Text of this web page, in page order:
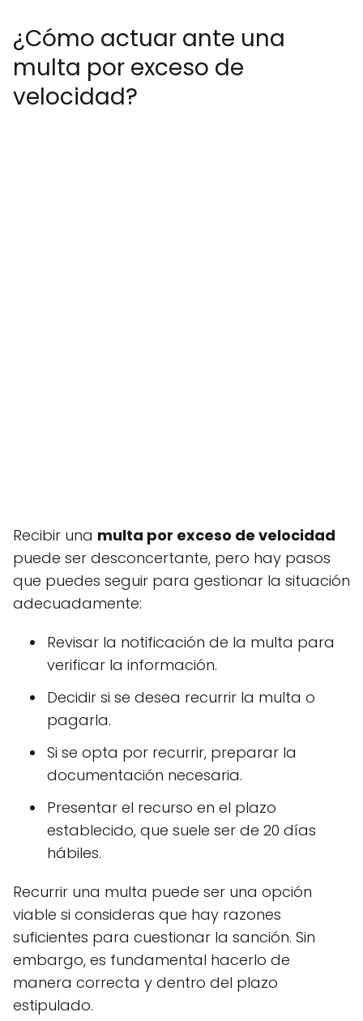
¿Cómo actuar ante una
multa por exceso de
velocidad?
Recibir una multa por exceso de velocidad
puede ser desconcertante, pero hay pasos
que puedes seguir para gestionar la situación
adecuadamente:
Revisar la notificación de la multa para
verificar la información.
Decidir si se desea recurrir la multa o
pagarla.
Si se opta por recurrir, preparar la
documentación necesaria.
Presentar el recurso en el plazo
establecido, que suele ser de 20 días
hábiles.
Recurrir una multa puede ser una opción
viable si consideras que hay razones
suficientes para cuestionar la sanción. Sin
embargo, es fundamental hacerlo de
manera correcta y dentro del plazo
estipulado.